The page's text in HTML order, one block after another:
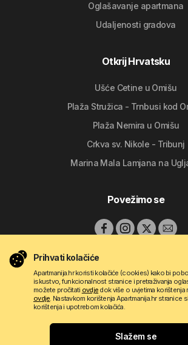
Oglašavanje apartmana
Udaljenosti gradova
Otkrij Hrvatsku
Ušće Cetine u Omišu
Plaža Stružica - Trnbusi kod
Plaža Nemira u Omišu
Crkva sv. Nikole - Tribunj
Marina Mala Lamjana na
Povežimo se
Pravila korištenja
Prihvati kolačiće
Apartmanija.hr koristi kolačiće (cookies) kako bi
iskustvo, funkcionalnost stranice i pretraživanja
možete pročitati ovdje dok više o uvjetima korištenja
ovdje. Nastavkom korištenja Apartmanija.hr stranice
korištenja i upotrebom kolačića.
Slažem se